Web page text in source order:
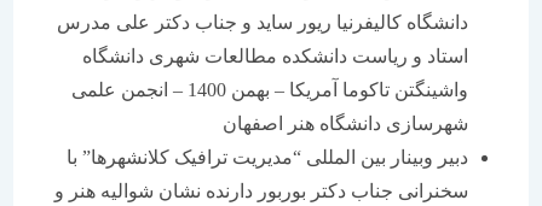
دانشگاه کالیفرنیا ریور ساید و جناب دکتر علی مدرس
استاد و ریاست دانشکده مطالعات شهری دانشگاه
واشینگتن تاکوما آمریکا – بهمن 1400 – انجمن علمی
شهرسازی دانشگاه هنر اصفهان
دبیر وبینار بین المللی “مدیریت ترافیک کلانشهرها” با
سخنرانی جناب دکتر بوربور دارنده نشان شوالیه هنر و